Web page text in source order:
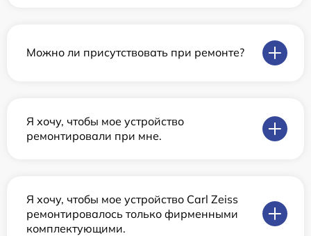
Можно ли присутствовать при ремонте?
Я хочу, чтобы мое устройство
ремонтировали при мне.
Я хочу, чтобы мое устройство Carl Zeiss
ремонтировалось только фирменными
комплектующими.